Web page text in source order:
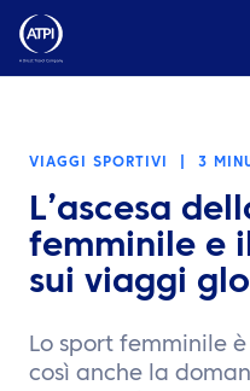
Risorse
Chi siamo
Sostenibilità
VIAGGI SPORTIVI 3
L’ascesa
femminile e
sui viaggi
Lo sport femminile
così anche la